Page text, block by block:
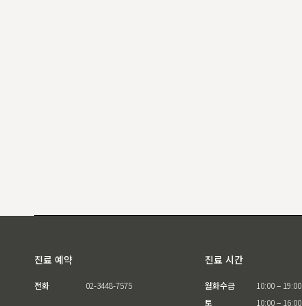
진료 예약
전화 02-3448-7575
진료 시간
월화수금
토
10:00 – 19:00
10:00 – 16:00